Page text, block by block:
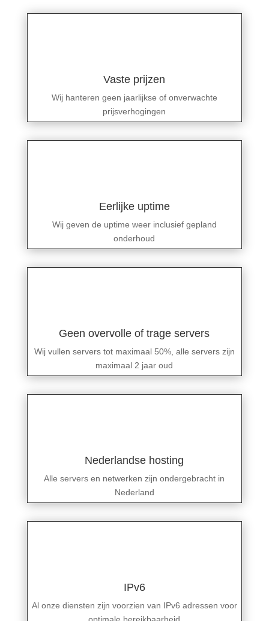
Vaste prijzen
Wij hanteren geen jaarlijkse of onverwachte
prijsverhogingen
Eerlijke uptime
Wij geven de uptime weer inclusief gepland
onderhoud
Geen overvolle of trage servers
Wij vullen servers tot maximaal 50%, alle servers zijn
maximaal 2 jaar oud
Nederlandse hosting
Alle servers en netwerken zijn ondergebracht in
Nederland
IPv6
Al onze diensten zijn voorzien van IPv6 adressen voor